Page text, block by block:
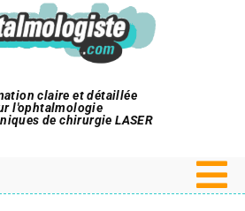
claire et détaillée
l'ophtalmologie
de chirurgie LASER